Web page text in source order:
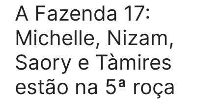
A Fazenda 17:
Michelle, Nizam,
Saory e Tàmires
estão na 5ª roça